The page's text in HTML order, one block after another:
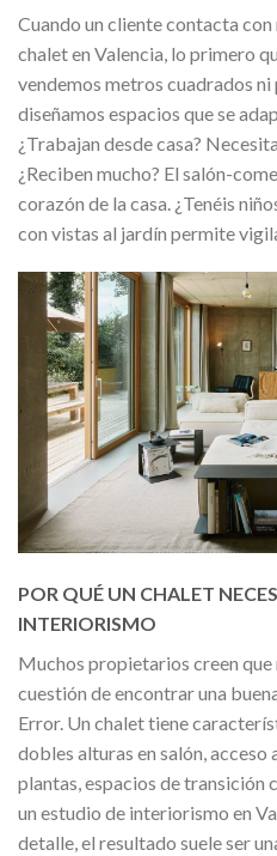
Cuando un cliente contacta
chalet en Valencia, lo primero
vendemos metros cuadrados
diseñamos espacios que se
¿Trabajan desde casa?
¿Reciben mucho? El salón-
corazón de la casa. ¿Tenéis
con vistas al jardín permite
POR QUÉ UN CHALET
INTERIORISMO
Muchos propietarios creen
cuestión de encontrar una
Error. Un chalet tiene
dobles alturas en salón,
plantas, espacios de transición
un estudio de interiorismo en
detalle, el resultado suele ser